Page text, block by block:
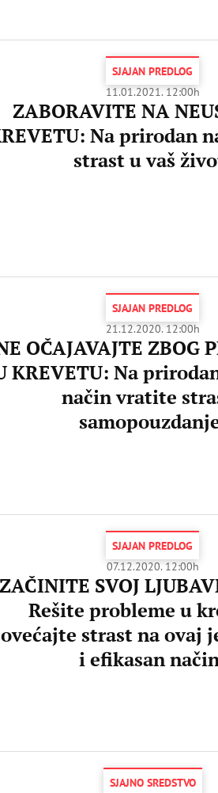
SJAJAN PREDLOG
11.01.2021. 12:00h
ZABORAVITE NA
Na prirodan
strast u vaš
SJAJAN PREDLOG
21.12.2020. 12:00h
OČAJAVAJTE ZBOG
KREVETU: Na
način vratite
SJAJAN PREDLOG
07.12.2020. 12:00h
SVOJ
Rešite probleme u
strast na ovaj
i efikasan
SJAJNO SREDSTVO